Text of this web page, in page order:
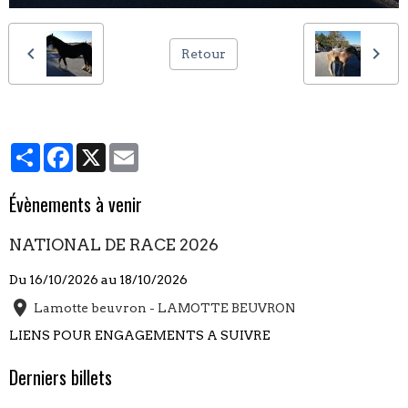
Retour
PartagerFacebook
X
Évènements à venir
NATIONAL DE RACE 2026
Du 16/10/2026 au 18/10/2026
Lamotte beuvron - LAMOTTE BEUVRON
LIENS POUR ENGAGEMENTS A SUIVRE
Derniers billets